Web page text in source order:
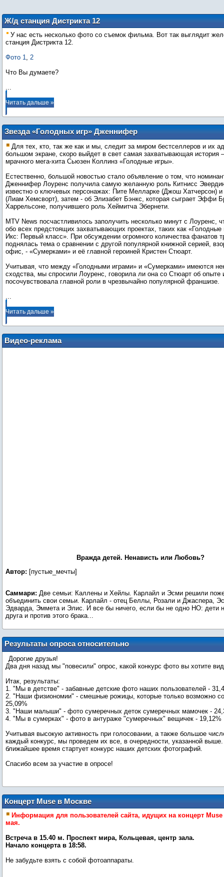
Ж/д станция Дистрикта 12
У нас есть несколько фото со съемок фильма. Вот так выглядит
станция Дистрикта 12.
Фото 1, 2
Что Вы думаете?
...
Читать дальше »
Звезда «Голодных игр» Дженнифер
Лоуренс говорит о «Сумерках» и
Кристен Стюарт
Для тех, кто, так же как и мы, следит за миром бестселлеров и их
большом экране, скоро выйдет в свет самая захватывающая история
мрачного мега-хита Сьюзен Коллинз «Голодные игры».
Естественно, большой новостью стало объявление о том, что
Дженнифер Лоуренс получила самую желанную роль Китнисс
известно о ключевых персонажах: Пите Мелларке (Джош Хатчерсон) и
(Лиам Хемсворт), затем - об Элизабет Бэнкс, которая сыграет Эффи
Харрельсоне, получившего роль Хеймитча Эбернети.
MTV News посчастливилось заполучить несколько минут с Лоуренс,
обо всех предстоящих захватывающих проектах, таких как
Икс: Первый класс». При обсуждении огромного количества фанатов
поднялась тема о сравнении с другой популярной книжной серией,
офис, - «Сумерками» и её главной героиней Кристен Стюарт.
Учитывая, что между «Голодными играми» и «Сумерками» имеются
сходства, мы спросили Лоуренс, говорила ли она со Стюарт об опыте
...
Читать дальше »
Видео-реклама
Вражда детей. Ненависть или Любовь?
Автор: [пустые_мечты]
Саммари: Две семьи: Каллены и Хейлы. Карлайл и Эсми решили
объединить свои семьи. Карлайл - отец Беллы, Розали и Джаспера,
Эдварда, Эммета и Элис. И все бы ничего, если бы не одно НО: дети
друга и против этого брака...
Результаты опроса относительно
конкурсов фото на сайте
Дорогие друзья!
Два дня назад мы "повесили" опрос, какой конкурс фото вы хотите
Итак, результаты:
1. "Мы в детстве" - забавные детские фото наших пользователей -
2. "Наши физиономии" - смешные рожицы, которые только возможно
25,09%
3. "Наши малыши" - фото сумеречных деток сумеречных мамочек -
4. "Мы в сумерках" - фото в антураже "сумеречных" вещичек - 19,12%
Учитывая высокую активность при голосовании, а также большое
каждый конкурс, мы проведем их все, в очередности, указанной
ближайшее время стартует конкурс наших детских фотографий.
Спасибо всем за участие в опросе!
Концерт Muse в Москве
Информация для пользователей сайта, идущих на концерт
мая.
Встреча в 15.40 м. Проспект мира, Кольцевая, центр зала.
Начало концерта в 18:58.
Не забудьте взять с собой фотоаппараты.